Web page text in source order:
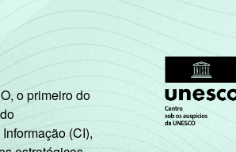
Trabalhador
Desempregado
Não integra a população ativa
o primeiro do
(CI),